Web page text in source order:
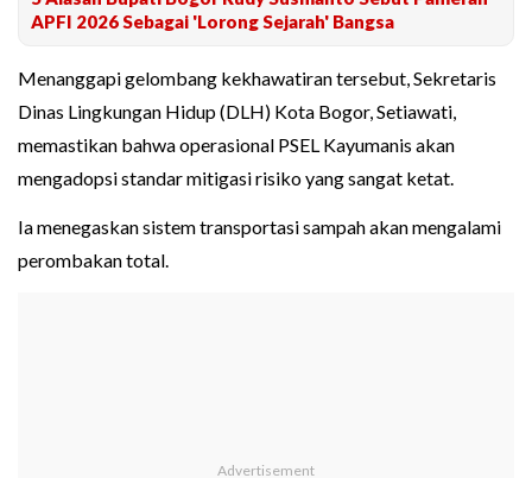
APFI 2026 Sebagai 'Lorong Sejarah' Bangsa
Menanggapi gelombang kekhawatiran tersebut, Sekretaris
Dinas Lingkungan Hidup (DLH) Kota Bogor, Setiawati,
memastikan bahwa operasional PSEL Kayumanis akan
mengadopsi standar mitigasi risiko yang sangat ketat.
Ia menegaskan sistem transportasi sampah akan mengalami
perombakan total.